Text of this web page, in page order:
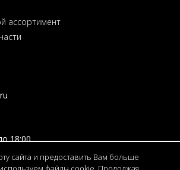
ассортимент
18:00
сайта и предоставить Вам больше